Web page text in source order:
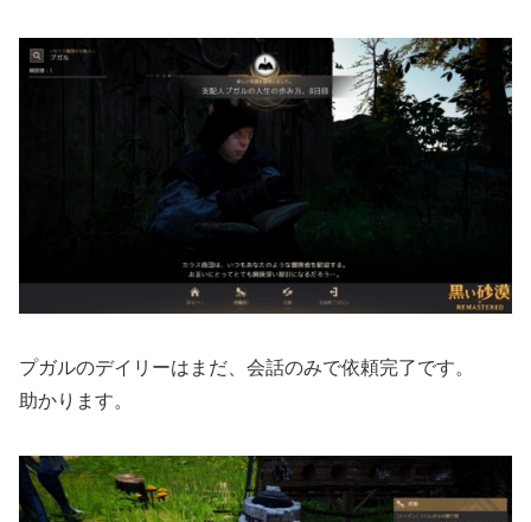
プガルのデイリーはまだ、会話のみで依頼完了です。
助かります。